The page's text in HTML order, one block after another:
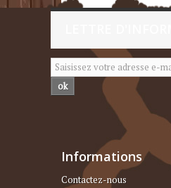
ok
Informations
Contactez-nous